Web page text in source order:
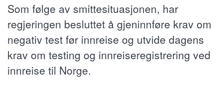
Som følge av smittesituasjonen, har
regjeringen besluttet å gjeninnføre krav om
negativ test før innreise og utvide dagens
krav om testing og innreiseregistrering ved
innreise til Norge.